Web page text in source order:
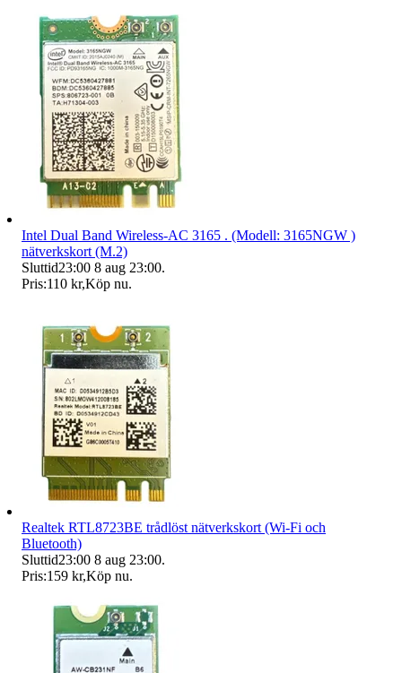
Intel Dual Band Wireless-AC 3165 . (Modell: 3165NGW )
nätverkskort (M.2)
Sluttid23:00 8 aug 23:00.
Pris:110 kr,Köp nu.
Realtek RTL8723BE trådlöst nätverkskort (Wi-Fi och
Bluetooth)
Sluttid23:00 8 aug 23:00.
Pris:159 kr,Köp nu.